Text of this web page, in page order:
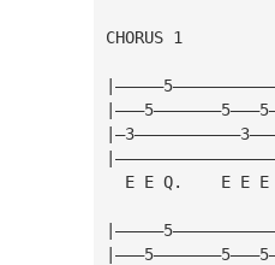
CHORUS 1
E E Q.    E E